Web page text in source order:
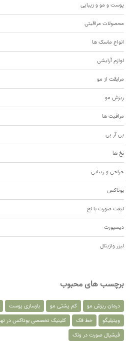
پوست و مو و زیبایی
محصولات مراقبتی
انواع ماسک ها
لوازم آرایشی
مرابقت از مو
ریزش مو
مراقبت ها
پی آر پی
نخ ها
جراحی و زیبایی
بوتاکس
لیفت صورت با نخ
دیسپورت
لیزر واژینال
برچسب های محبوب
درمان ریزش مو کم پشتی مو بازسازی پوست
ویتیلیگو
خط فک کلینیک تخصصی بوتاکس در
فیشیال صورت در ونک